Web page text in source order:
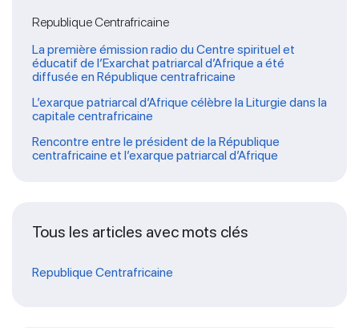
Republique Centrafricaine
La première émission radio du Centre spirituel et
éducatif de l’Exarchat patriarcal d’Afrique a été
diffusée en République centrafricaine
L’exarque patriarcal d’Afrique célèbre la Liturgie dans la
capitale centrafricaine
Rencontre entre le président de la République
centrafricaine et l’exarque patriarcal d’Afrique
Tous les articles avec mots clés
Republique Centrafricaine